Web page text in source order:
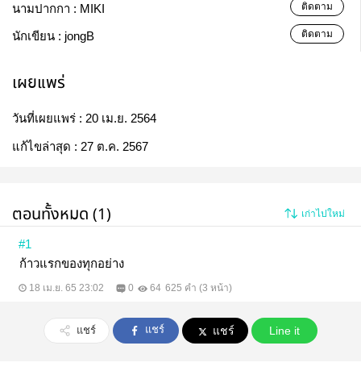
นามปากกา : MIKI ติดตาม
นักเขียน : jongB ติดตาม
เผยแพร่
วันที่เผยแพร่ : 20 เม.ย. 2564
แก้ไขล่าสุด : 27 ต.ค. 2567
ตอนทั้งหมด (1) เก่าไปใหม่
#1
ก้าวแรกของทุกอย่าง
18 เม.ย. 65 23:02 0 64 625 คำ (3 หน้า)
แชร์ แชร์ แชร์ Line it